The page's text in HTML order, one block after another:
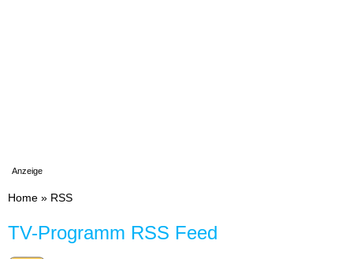
Anzeige
Home » RSS
TV-Programm RSS Feed